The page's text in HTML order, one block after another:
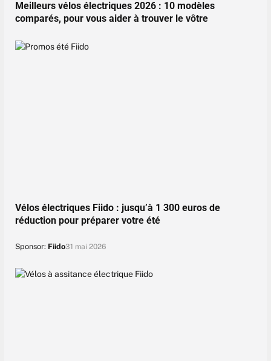
Meilleurs vélos électriques 2026 : 10 modèles
comparés, pour vous aider à trouver le vôtre
Vélos électriques Fiido : jusqu’à 1 300 euros de
réduction pour préparer votre été
Sponsor: Fiido31 mai 2026